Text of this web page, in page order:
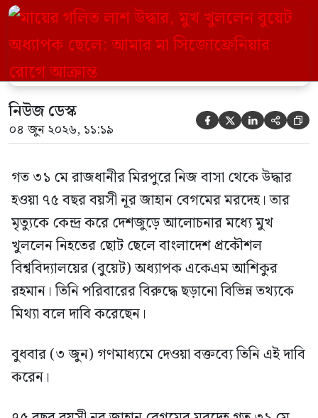
(বুয়েট) অধ্যাপক একেএম আশিকুর রহমান।
তিনি পরিবারের বিরুদ্ধে ছড়ানো বিভিন্ন তথ্যকে
মিথ্যা বলে দাবি করেছেন। বুধবার (৩ জুন)
গণমাধ্যমে দেওয়া বক্তব্যে তিনি এই […]
নিউজ ডেস্ক
০৪ জুন ২০২৬, ১১:১৯     
গত ৩১ মে রাজধানীর মিরপুরে নিজ বাসা থেকে উদ্ধার
হওয়া ৭৫ বছর বয়সী নূর জাহান বেগমের মরদেহ। তার
মৃত্যুকে কেন্দ্র করে দেশজুড়ে আলোচনার মধ্যে মুখ
খুললেন নিহতের ছোট ছেলে বাংলাদেশ প্রকৌশল
বিশ্ববিদ্যালয়ের (বুয়েট) অধ্যাপক একেএম আশিকুর
রহমান। তিনি পরিবারের বিরুদ্ধে ছড়ানো বিভিন্ন তথ্যকে
মিথ্যা বলে দাবি করেছেন।
বুধবার (৩ জুন) গণমাধ্যমে দেওয়া বক্তব্যে তিনি এই দাবি
করেন।